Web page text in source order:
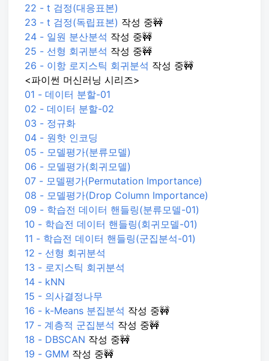
22 - t 검정(대응표본)
23 - t 검정(독립표본) 작성 중🚧
24 - 일원 분산분석 작성 중🚧
25 - 선형 회귀분석 작성 중🚧
26 - 이항 로지스틱 회귀분석 작성 중🚧
<파이썬 머신러닝 시리즈>
01 - 데이터 분할-01
02 - 데이터 분할-02
03 - 정규화
04 - 원핫 인코딩
05 - 모델평가(분류모델)
06 - 모델평가(회귀모델)
07 - 모델평가(Permutation Importance)
08 - 모델평가(Drop Column Importance)
09 - 학습전 데이터 핸들링(분류모델-01)
10 - 학습전 데이터 핸들링(회귀모델-01)
11 - 학습전 데이터 핸들링(군집분석-01)
12 - 선형 회귀분석
13 - 로지스틱 회귀분석
14 - kNN
15 - 의사결정나무
16 - k-Means 분집분석 작성 중🚧
17 - 계층적 군집분석 작성 중🚧
18 - DBSCAN 작성 중🚧
19 - GMM 작성 중🚧